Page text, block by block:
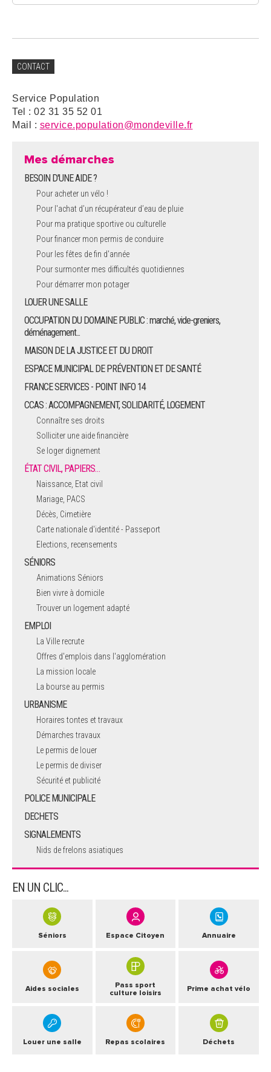
CONTACT
Service Population
Tel : 02 31 35 52 01
Mail : service.population@mondeville.fr
Mes démarches
BESOIN D'UNE AIDE ?
Pour acheter un vélo !
Pour l'achat d’un récupérateur d’eau de pluie
Pour ma pratique sportive ou culturelle
Pour financer mon permis de conduire
Pour les fêtes de fin d'année
Pour surmonter mes difficultés quotidiennes
Pour démarrer mon potager
LOUER UNE SALLE
OCCUPATION DU DOMAINE PUBLIC : marché, vide-greniers,
déménagement...
MAISON DE LA JUSTICE ET DU DROIT
ESPACE MUNICIPAL DE PRÉVENTION ET DE SANTÉ
FRANCE SERVICES - POINT INFO 14
CCAS : ACCOMPAGNEMENT, SOLIDARITÉ, LOGEMENT
Connaître ses droits
Solliciter une aide financière
Se loger dignement
ÉTAT CIVIL, PAPIERS…
Naissance, Etat civil
Mariage, PACS
Décès, Cimetière
Carte nationale d'identité - Passeport
Elections, recensements
SÉNIORS
Animations Séniors
Bien vivre à domicile
Trouver un logement adapté
EMPLOI
La Ville recrute
Offres d'emplois dans l'agglomération
La mission locale
La bourse au permis
URBANISME
Horaires tontes et travaux
Démarches travaux
Le permis de louer
Le permis de diviser
Sécurité et publicité
POLICE MUNICIPALE
DECHETS
SIGNALEMENTS
Nids de frelons asiatiques
EN UN CLIC...
Séniors Espace Citoyen Annuaire
Aides sociales
Pass sport
culture loisirs
Prime achat vélo
Louer une salle Repas scolaires Déchets